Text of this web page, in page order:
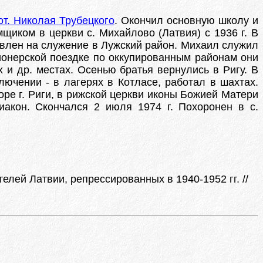
Николая Трубецкого. Окончил основную школу и
в церкви с. Михайлово (Латвия) с 1936 г. В
на служение в Лужский район. Михаил служил
поездке по оккупированным районам они
др. местах. Осенью братья вернулись в Ригу. В
- в лагерях в Котласе, работал в шахтах.
г. Риги, в рижской церкви иконы Божией Матери
Скончался 2 июля 1974 г. Похоронен в с.
Латвии, репрессированных в 1940-1952 гг. //